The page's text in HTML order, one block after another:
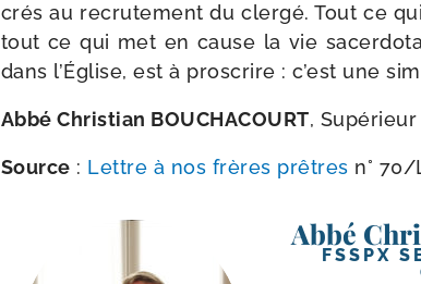
crés au recru­te­ment du cler­gé. Tout ce
tout ce qui met en cause la vie
dans l’Église, est à pros­crire : c’est une
Abbé Christian BOUCHACOURT,
Source : Lettre à nos frères prêtres n° 70/​
Abbé
FSSPX